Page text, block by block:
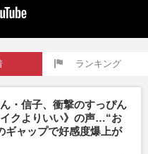
ランキング
・信子、衝撃のすっぴん
クよりいい》の声…“お
ギャップで好感度爆上が